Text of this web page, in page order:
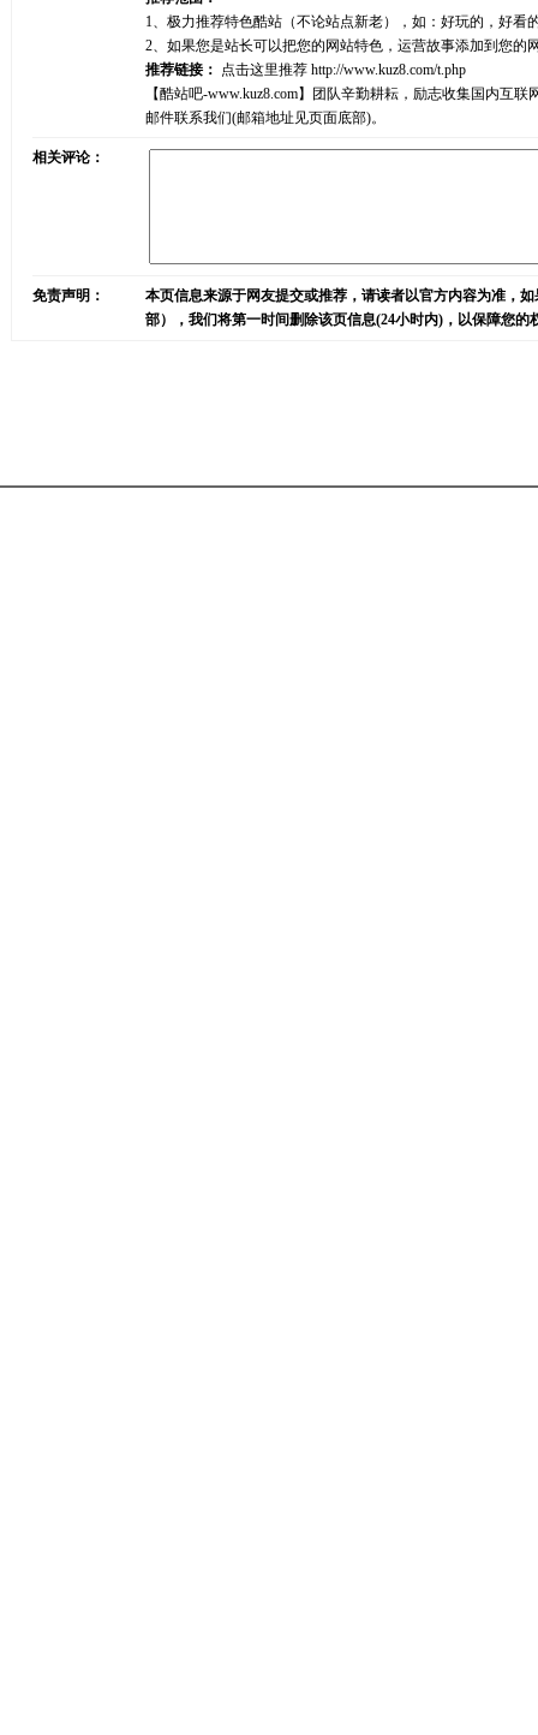
1、极力推荐特色酷站（不论站点新老），如：好玩的，好
2、如果您是站长可以把您的网站特色，运营故事添加到您
推荐链接： 点击这里推荐 http://www.kuz8.com/t.php
【酷站吧-www.kuz8.com】团队辛勤耕耘，励志收集国内互
邮件联系我们(邮箱地址见页面底部)。
相关评论：
免责声明：
本页信息来源于网友提交或推荐，请读者以官方内容为准，
部），我们将第一时间删除该页信息(24小时内)，以保障您的